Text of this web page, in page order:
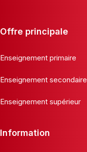
Offre principale
Enseignement primaire
Enseignement secondaire
Enseignement supérieur
Information